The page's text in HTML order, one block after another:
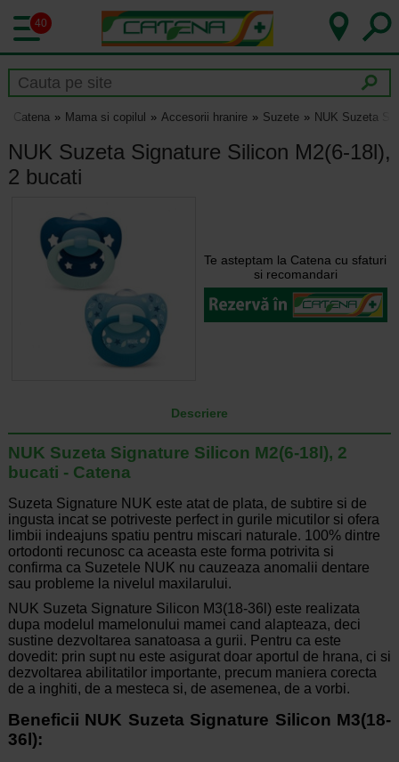
40
Catena Mama si copilul Accesorii hranire Suzete NUK Suzeta
NUK Suzeta Signature Silicon M2(6-18l),
2 bucati
Te asteptam la Catena cu sfaturi
si recomandari
Descriere
NUK Suzeta Signature Silicon M2(6-18l), 2
bucati - Catena
Suzeta Signature NUK este atat de plata, de subtire si de
ingusta incat se potriveste perfect in gurile micutilor si ofera
limbii indeajuns spatiu pentru miscari naturale. 100% dintre
ortodonti recunosc ca aceasta este forma potrivita si
confirma ca Suzetele NUK nu cauzeaza anomalii dentare
sau probleme la nivelul maxilarului.
NUK Suzeta Signature Silicon M3(18-36l) este realizata
dupa modelul mamelonului mamei cand alapteaza, deci
sustine dezvoltarea sanatoasa a gurii. Pentru ca este
dovedit: prin supt nu este asigurat doar aportul de hrana, ci si
dezvoltarea abilitatilor importante, precum maniera corecta
de a inghiti, de a mesteca si, de asemenea, de a vorbi.
Beneficii NUK Suzeta Signature Silicon M3(18-
36l):